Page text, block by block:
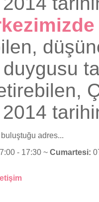
adres...
- 17:30 ~ Cumartesi: